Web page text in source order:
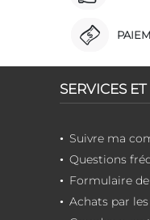
SERVICES
Suivre ma
Questions
Formulaire
Achats par